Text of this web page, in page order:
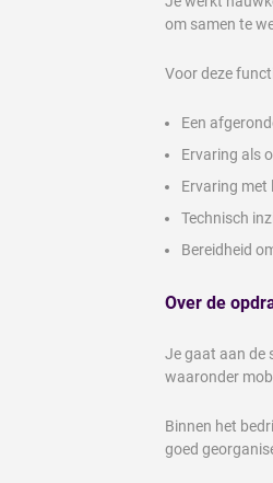
om samen te
Voor deze
Een
Ervaring als
Ervaring met
Technisch
Bereidheid
Over de
Je gaat aan de
waaronder
Binnen het
goed